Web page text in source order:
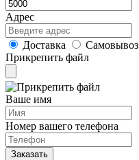
Адрес
Доставка
Самовывоз
Прикрепить файл
Ваше имя
Номер вашего телефона